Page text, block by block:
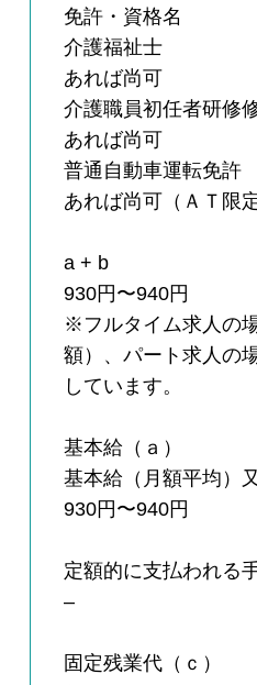
免許・資格名
介護福祉士
あれば尚可
介護職員初任者研修
あれば尚可
普通自動車運転免許
あれば尚可（ＡＴ限
a + b
930円〜940円
※フルタイム求人の
額）、パート求人の
しています。
基本給（ａ）
基本給（月額平均）
930円〜940円
定額的に支払われる
–
固定残業代（ｃ）